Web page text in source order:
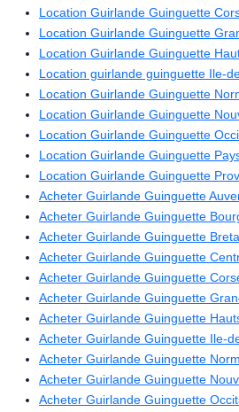
Location Guirlande Guinguette
Location Guirlande Guinguette
Location Guirlande Guinguette
Location guirlande guinguette Ile-
Location Guirlande Guinguette
Location Guirlande Guinguette
Location Guirlande Guinguette
Location Guirlande Guinguette
Location Guirlande Guinguette
Acheter Guirlande Guinguette
Acheter Guirlande Guinguette
Acheter Guirlande Guinguette
Acheter Guirlande Guinguette
Acheter Guirlande Guinguette
Acheter Guirlande Guinguette
Acheter Guirlande Guinguette
Acheter Guirlande Guinguette Ile-
Acheter Guirlande Guinguette
Acheter Guirlande Guinguette
Acheter Guirlande Guinguette